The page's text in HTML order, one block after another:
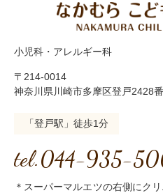
小児科・アレルギー科
〒214-0014
神奈川県川崎市多摩区登戸2428
「登戸駅」徒歩1分
tel.044-935-
＊スーパーマルエツの右側にク